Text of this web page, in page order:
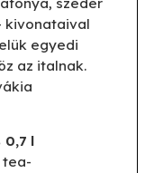
szeder
kivonataival
egyedi
az italnak.
0,7 l
tea-